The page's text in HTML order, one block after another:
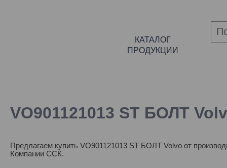
КАТАЛОГ
ПРОДУКЦИИ
VO901121013 ST БОЛТ
Предлагаем купить VO901121013 ST БОЛТ Volvo от
Компании ССК.